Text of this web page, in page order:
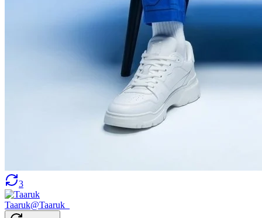
3
Taaruk@Taaruk_